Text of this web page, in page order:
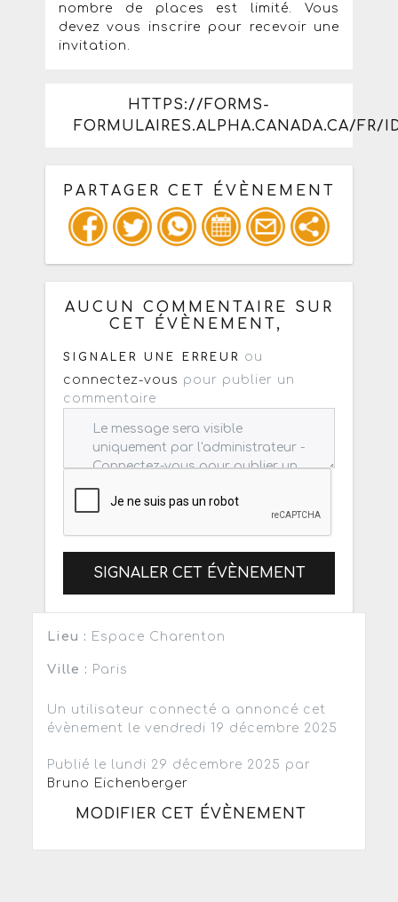
nombre de places est limité. Vous
devez vous inscrire pour recevoir une
invitation.
HTTPS://FORMS-
FORMULAIRES.ALPHA.CANADA.CA/FR/
PARTAGER CET ÉVÈNEMENT
Copiez les infos ci-dessous pour un
: mail / forum / réseau social
AUCUN COMMENTAIRE SUR
CET ÉVÈNEMENT,
SIGNALER UNE ERREUR
ou
connectez-vous pour publier un
commentaire
SIGNALER CET ÉVÈNEMENT
Lieu : Espace Charenton
Ville : Paris
Un utilisateur connecté a annoncé cet
évènement le vendredi 19 décembre 2025
Publié le lundi 29 décembre 2025 par
Bruno Eichenberger
MODIFIER CET ÉVÈNEMENT